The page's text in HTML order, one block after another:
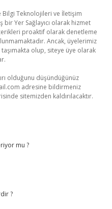
Bilgi Teknolojileri ve İletişim
bir Yer Sağlayıcı olarak hizmet
proaktif olarak denetleme
Ancak, üyelerimiz
olup, siteye üye olarak
olduğunu düşündüğünüz
adresine bildirmeniz
sitemizden kaldırılacaktır.
mu ?
?